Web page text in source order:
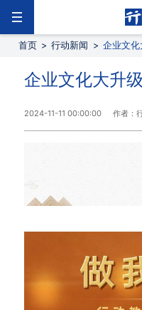
首页 > 行动新闻 > 企业文化
企业文化大升
2024-11-11 00:00:00 作者：